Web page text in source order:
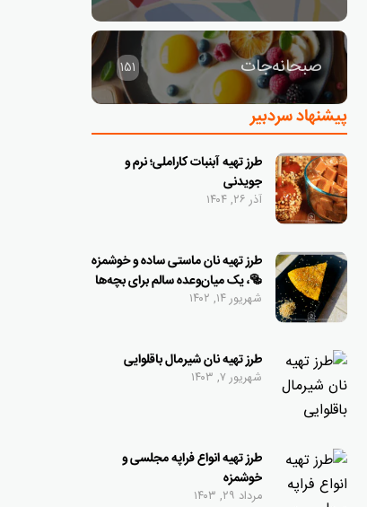
صبحانه‌جات 151
پیشنهاد سردبیر
طرز تهیه آبنبات کاراملی؛ نرم و
جویدنی
آذر ۲۶, ۱۴۰۴
طرز تهیه نان ماستی ساده و خوشمزه
🥯، یک میان‌وعده سالم برای بچه‌ها
شهریور ۱۴, ۱۴۰۲
طرز تهیه نان شیرمال باقلوایی
شهریور ۷, ۱۴۰۳
طرز تهیه انواع فراپه مجلسی و
خوشمزه
مرداد ۲۹, ۱۴۰۳